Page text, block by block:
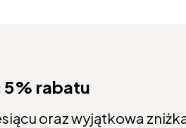
5% rabatu
oraz wyjątkowa